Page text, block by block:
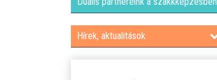
Hírek, aktualitások